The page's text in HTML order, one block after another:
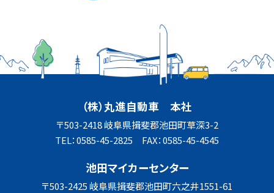
（株）丸進自動車 本社
〒503-2418 岐阜県揖斐郡池田町草深3-2
TEL：0585-45-2825 FAX：0585-45-4545
池田マイカーセンター
〒503-2425 岐阜県揖斐郡池田町六之井1551-61